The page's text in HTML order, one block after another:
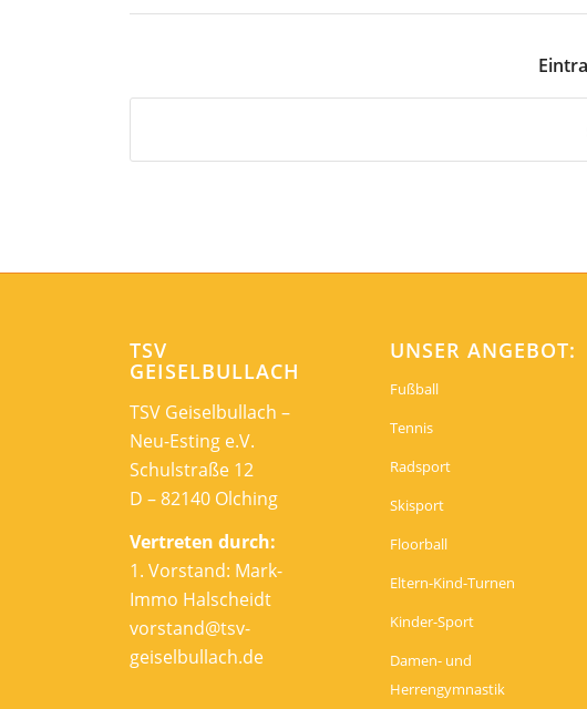
TSV
GEISELBULLACH
TSV Geiselbullach –
Neu-Esting e.V.
Schulstraße 12
D – 82140 Olching
Vertreten durch:
1. Vorstand: Mark-
Immo Halscheidt
vorstand@tsv-
geiselbullach.de
UNSER ANGEBOT:
Fußball
Tennis
Radsport
Skisport
Floorball
Eltern-Kind-Turnen
Kinder-Sport
Damen- und
Herrengymnastik